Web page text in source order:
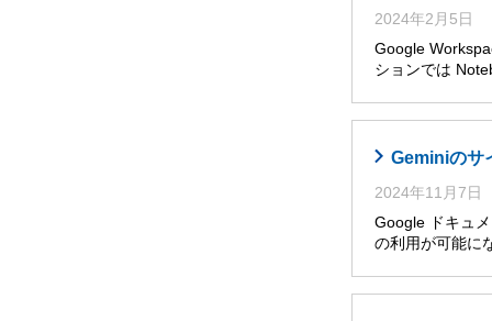
2024年2月5日
Google
ションでは
Geminiのサ
2024年11月7日
Google ドキュ
の利用が可能に